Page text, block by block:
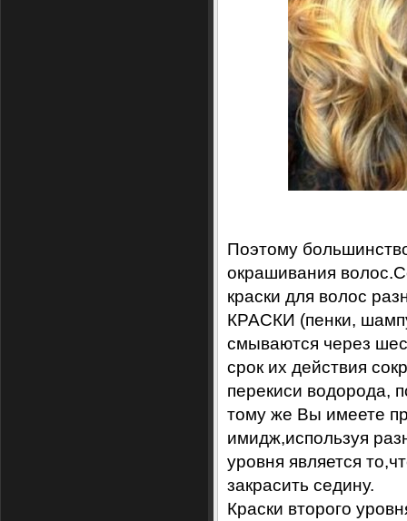
Поэтому
окрашивания
краски для волос
КРАСКИ (пенки,
смываются через
срок их действия
перекиси водорода,
тому же Вы имеете
имидж,используя
уровня является
закрасить седину.
Краски второго